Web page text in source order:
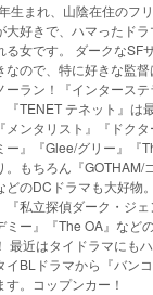
生まれ、山陰在住のフ
大好きで、ハマったド
る女です。 ダークなSF
なので、特に好きな監
ーラン！『インタース
『TENET テネット』は
メンタリスト』『ドク
ー』『Glee/グリー』『
。もちろん『GOTHAM/
どのDCドラマも大好物
『私立探偵ダーク・ジ
ミー』『The OA』など
最近はタイドラマにも
イBLドラマから『バン
す。コップンカー！